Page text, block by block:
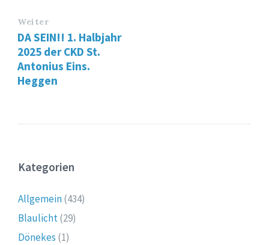
Weiter
DA SEIN!! 1. Halbjahr
2025 der CKD St.
Antonius Eins.
Heggen
Kategorien
Allgemein(434)
Blaulicht(29)
Dönekes (1)